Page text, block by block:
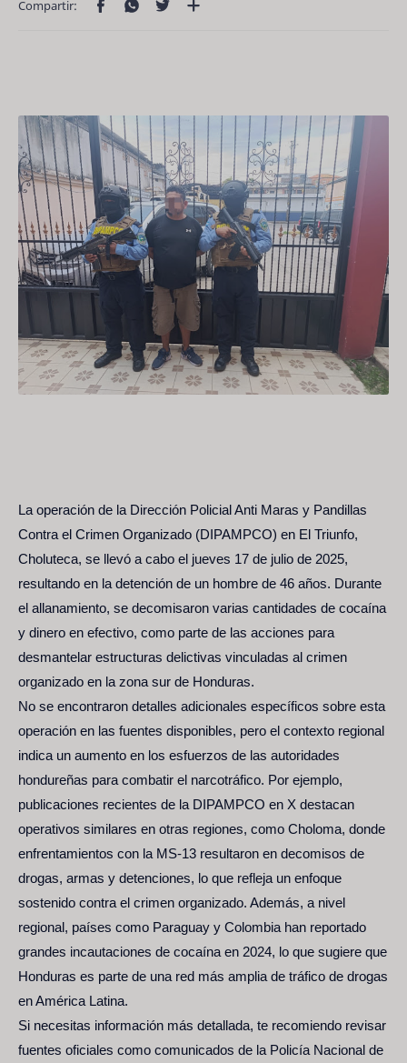
La operación de la Dirección Policial Anti Maras y Pandillas
Contra el Crimen Organizado (DIPAMPCO) en El Triunfo,
Choluteca, se llevó a cabo el jueves 17 de julio de 2025,
resultando en la detención de un hombre de 46 años. Durante
el allanamiento, se decomisaron varias cantidades de cocaína
y dinero en efectivo, como parte de las acciones para
desmantelar estructuras delictivas vinculadas al crimen
organizado en la zona sur de Honduras.
No se encontraron detalles adicionales específicos sobre esta
operación en las fuentes disponibles, pero el contexto regional
indica un aumento en los esfuerzos de las autoridades
hondureñas para combatir el narcotráfico. Por ejemplo,
publicaciones recientes de la DIPAMPCO en X destacan
operativos similares en otras regiones, como Choloma, donde
enfrentamientos con la MS-13 resultaron en decomisos de
drogas, armas y detenciones, lo que refleja un enfoque
sostenido contra el crimen organizado. Además, a nivel
regional, países como Paraguay y Colombia han reportado
grandes incautaciones de cocaína en 2024, lo que sugiere que
Honduras es parte de una red más amplia de tráfico de drogas
en América Latina.
Si necesitas información más detallada, te recomiendo revisar
fuentes oficiales como comunicados de la Policía Nacional de